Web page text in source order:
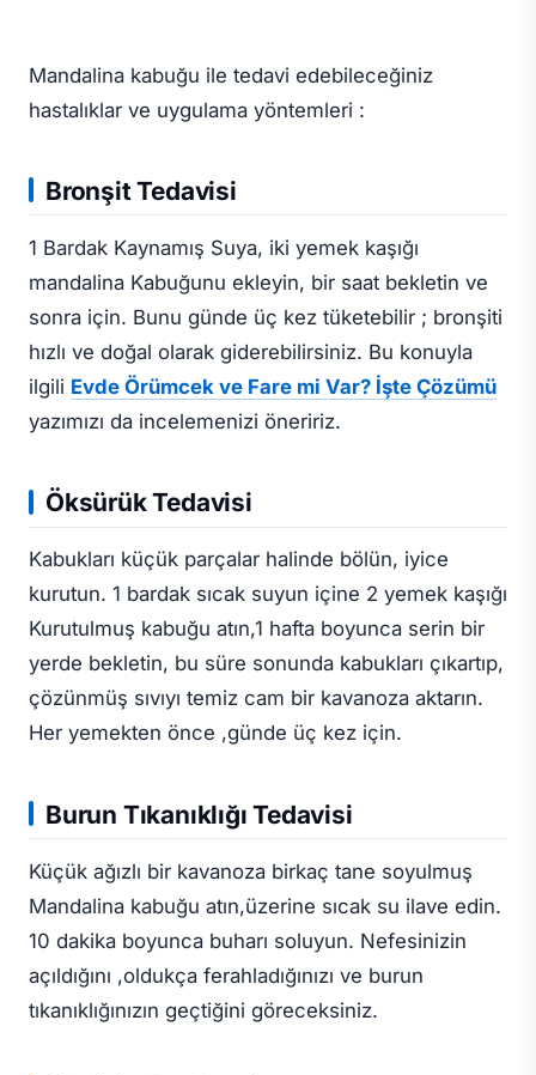
Mandalina kabuğu ile tedavi edebileceğiniz
hastalıklar ve uygulama yöntemleri :
Bronşit Tedavisi
1 Bardak Kaynamış Suya, iki yemek kaşığı
mandalina Kabuğunu ekleyin, bir saat bekletin ve
sonra için. Bunu günde üç kez tüketebilir ; bronşiti
hızlı ve doğal olarak giderebilirsiniz. Bu konuyla
ilgili Evde Örümcek ve Fare mi Var? İşte Çözümü
yazımızı da incelemenizi öneririz.
Öksürük Tedavisi
Kabukları küçük parçalar halinde bölün, iyice
kurutun. 1 bardak sıcak suyun içine 2 yemek kaşığı
Kurutulmuş kabuğu atın,1 hafta boyunca serin bir
yerde bekletin, bu süre sonunda kabukları çıkartıp,
çözünmüş sıvıyı temiz cam bir kavanoza aktarın.
Her yemekten önce ,günde üç kez için.
Burun Tıkanıklığı Tedavisi
Küçük ağızlı bir kavanoza birkaç tane soyulmuş
Mandalina kabuğu atın,üzerine sıcak su ilave edin.
10 dakika boyunca buharı soluyun. Nefesinizin
açıldığını ,oldukça ferahladığınızı ve burun
tıkanıklığınızın geçtiğini göreceksiniz.